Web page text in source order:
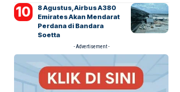
8 Agustus, Airbus A380
Emirates Akan Mendarat
Perdana di Bandara
Soetta
- Advertisement -